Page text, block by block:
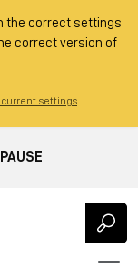
the correct settings
correct version of
settings